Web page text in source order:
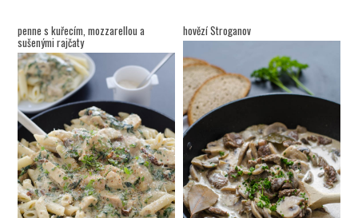
penne s kuřecím, mozzarellou a
sušenými rajčaty
hovězí Stroganov